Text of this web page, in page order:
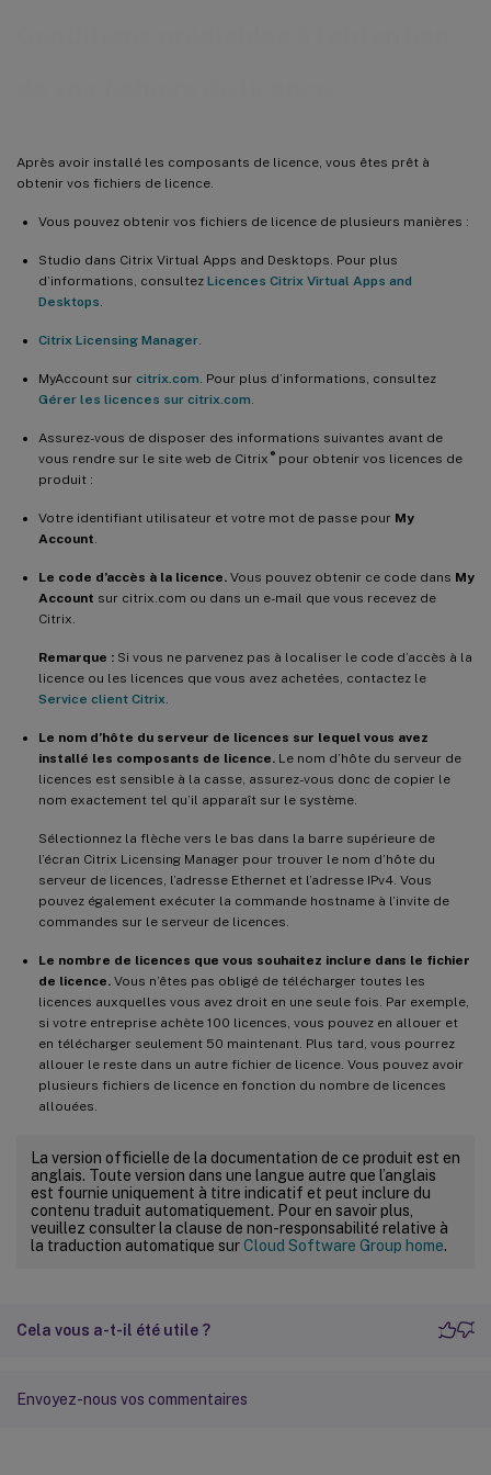
Après avoir installé les composants de licence, vous êtes prêt à
obtenir vos fichiers de licence.
Vous pouvez obtenir vos fichiers de licence de plusieurs manières :
Studio dans Citrix Virtual Apps and Desktops. Pour plus
d’informations, consultez Licences Citrix Virtual Apps and
Desktops
Citrix Licensing Manager
MyAccount sur citrix.com . Pour plus d’informations, consultez
Gérer les licences sur citrix.com
Assurez-vous de disposer des informations suivantes avant de
vous rendre sur le site web de Citrix ®pour obtenir vos licences de
produit :
Votre identifiant utilisateur et votre mot de passe pour My
Account
Le code d’accès à la licence. Vous pouvez obtenir ce code dans My
Account sur citrix.com ou dans un e-mail que vous recevez de
Citrix.
Remarque : Si vous ne parvenez pas à localiser le code d’accès à la
licence ou les licences que vous avez achetées, contactez le
Service client Citrix
Le nom d’hôte du serveur de licences sur lequel vous avez
installé les composants de licence. Le nom d’hôte du serveur de
licences est sensible à la casse, assurez-vous donc de copier le
nom exactement tel qu’il apparaît sur le système.
Sélectionnez la flèche vers le bas dans la barre supérieure de
l’écran Citrix Licensing Manager pour trouver le nom d’hôte du
serveur de licences, l’adresse Ethernet et l’adresse IPv4. Vous
pouvez également exécuter la commande hostname à l’invite de
commandes sur le serveur de licences.
Le nombre de licences que vous souhaitez inclure dans le fichier
de licence. Vous n’êtes pas obligé de télécharger toutes les
licences auxquelles vous avez droit en une seule fois. Par exemple,
si votre entreprise achète 100 licences, vous pouvez en allouer et
en télécharger seulement 50 maintenant. Plus tard, vous pourrez
allouer le reste dans un autre fichier de licence. Vous pouvez avoir
plusieurs fichiers de licence en fonction du nombre de licences
allouées.
La version officielle de la documentation de ce produit est en
anglais. Toute version dans une langue autre que l’anglais
est fournie uniquement à titre indicatif et peut inclure du
contenu traduit automatiquement. Pour en savoir plus,
veuillez consulter la clause de non-responsabilité relative à
la traduction automatique surCloud Software Group home.
Cela vous a-t-il été utile ?
Envoyez-nous vos commentaires